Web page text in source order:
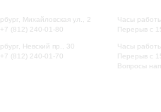
Михайловская ул., 2
(812) 240-01-80
Невский пр., 30
(812) 240-01-70
Часы
Перерыв с
Часы
Перерыв с
Вопросы